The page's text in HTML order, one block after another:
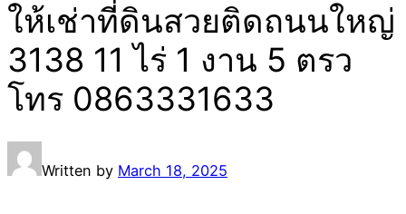
ให้เช่าที่ดินสวยติดถนนใหญ่
3138 11 ไร่ 1 งาน 5 ตรว
โทร 0863331633
Written by March 18, 2025